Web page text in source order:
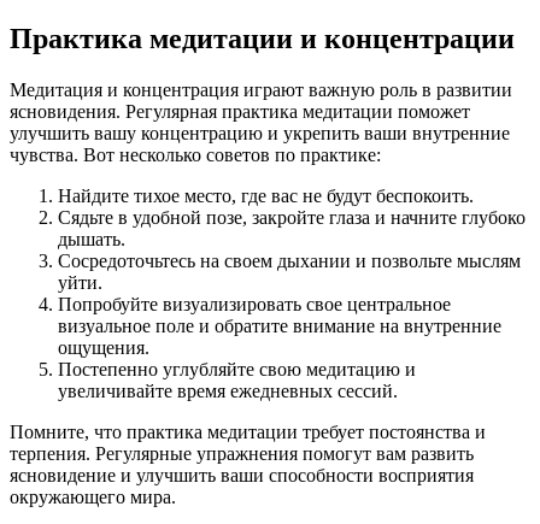
Практика медитации и концентрации
Медитация и концентрация играют важную роль в развитии
ясновидения. Регулярная практика медитации поможет
улучшить вашу концентрацию и укрепить ваши внутренние
чувства. Вот несколько советов по практике:
Найдите тихое место, где вас не будут беспокоить.
Сядьте в удобной позе, закройте глаза и начните глубоко
дышать.
Сосредоточьтесь на своем дыхании и позвольте мыслям
уйти.
Попробуйте визуализировать свое центральное
визуальное поле и обратите внимание на внутренние
ощущения.
Постепенно углубляйте свою медитацию и
увеличивайте время ежедневных сессий.
Помните, что практика медитации требует постоянства и
терпения. Регулярные упражнения помогут вам развить
ясновидение и улучшить ваши способности восприятия
окружающего мира.